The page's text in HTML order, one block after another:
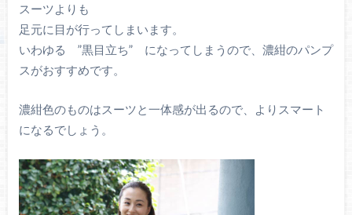
スーツよりも
足元に目が行ってしまいます。
いわゆる ”黒目立ち” になってしまうので、濃紺のパンプ
スがおすすめです。
濃紺色のものはスーツと一体感が出るので、よりスマート
になるでしょう。